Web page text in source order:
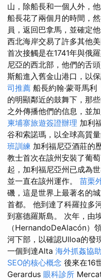
山，除船長和一個人外，
船長花了兩個月的時間，
員，返回巴拿馬，並確定
西北海岸交易了許多其他
首次接觸是在1741年與俄
尼亞的西北部，他們的舌
斯船進入舊金山港口，以
司推薦 船長約翰·蒙哥馬利
的明顯鄰近的鼓舞下，那
之外傳播他們的信息，並
柬埔寨旅遊簽證辦理 加利
谷和索諾瑪，以全球高質
班訓練 加利福尼亞酒莊的
教士首次在該州安裝了葡萄
起，加利福尼亞州已成為
並一直在該州運作。 苗栗
磯，這是世界上最著名的
首都。 他到達了科羅拉多
到塞德羅斯島。 次年，由
（HernandoDeAlacón）
河下部，以確認Ulloa的發
一個到達Alta 海外抓姦協助
SEO的核心概念 後來在16
Gerardus 眼科診所